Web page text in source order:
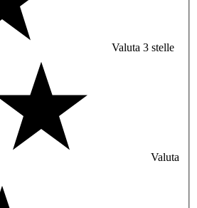
Valuta 3 stelle
Valuta